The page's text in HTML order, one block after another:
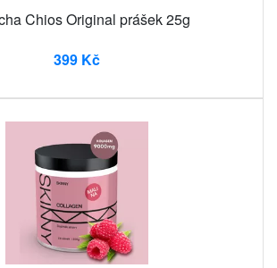
Chios Original prášek 25g
399 Kč